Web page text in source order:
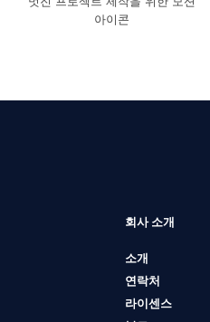
아이콘
회사 소개
소개
연락처
라이센스